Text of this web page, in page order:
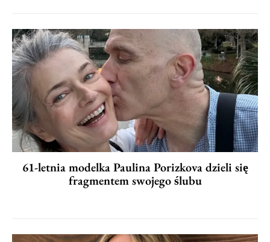
61-letnia modelka Paulina Porizkova dzieli się
fragmentem swojego ślubu